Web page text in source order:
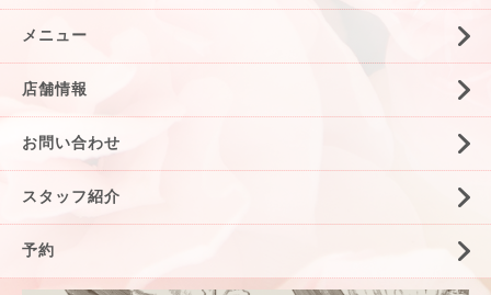
メニュー
店舗情報
お問い合わせ
スタッフ紹介
予約